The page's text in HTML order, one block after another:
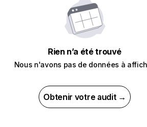
Rien n’a été trouvé
Nous n'avons pas de données à
Obtenir votre audit →